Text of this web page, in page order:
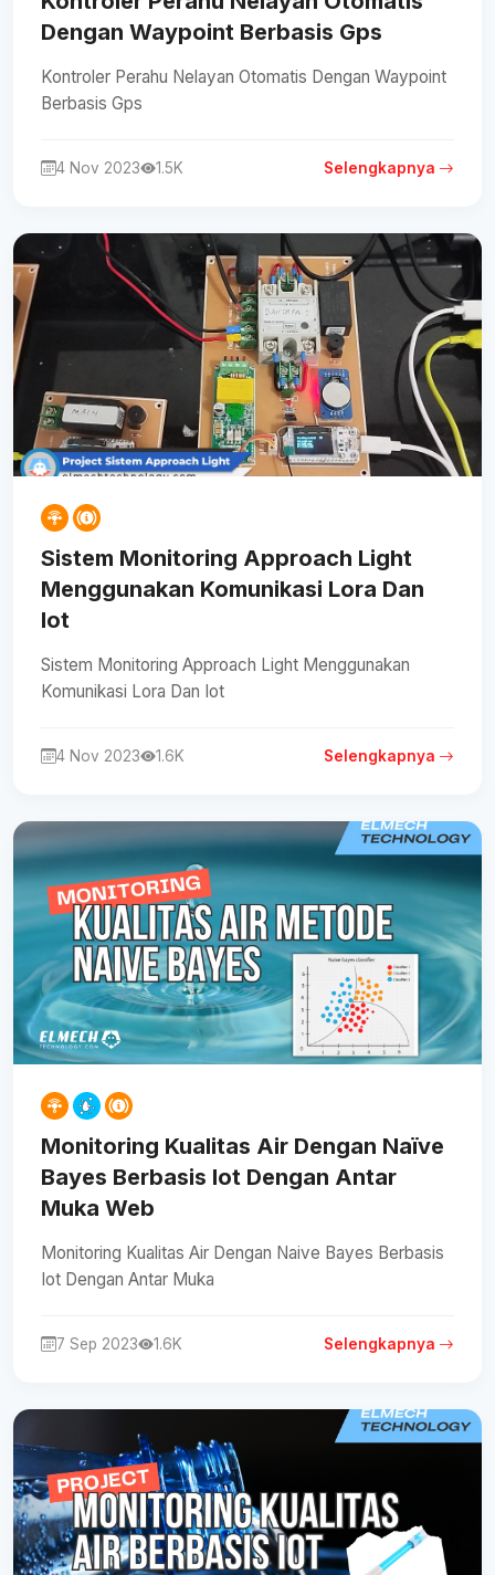
Dengan Waypoint Berbasis Gps
Kontroler Perahu Nelayan Otomatis Dengan Waypoint
Berbasis Gps
4 Nov 2023 1.5K Selengkapnya
Sistem Monitoring Approach Light
Menggunakan Komunikasi Lora Dan
Iot
Sistem Monitoring Approach Light Menggunakan
Komunikasi Lora Dan Iot
4 Nov 2023 1.6K Selengkapnya
Monitoring Kualitas Air Dengan Naïve
Bayes Berbasis Iot Dengan Antar
Muka Web
Monitoring Kualitas Air Dengan Naive Bayes Berbasis
Iot Dengan Antar Muka
7 Sep 2023 1.6K Selengkapnya